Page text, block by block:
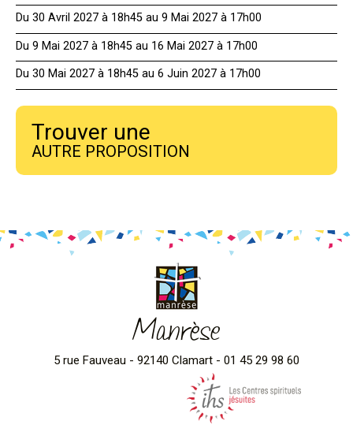
Du 30 Avril 2027 à 18h45 au 9 Mai 2027 à 17h00
Du 9 Mai 2027 à 18h45 au 16 Mai 2027 à 17h00
Du 30 Mai 2027 à 18h45 au 6 Juin 2027 à 17h00
Trouver une
AUTRE PROPOSITION
Manrèse
5 rue Fauveau - 92140 Clamart - 01 45 29 98 60